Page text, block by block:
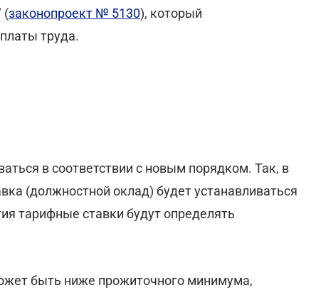
(законопроект № 5130), который
труда.
в соответствии с новым порядком. Так, в
(должностной оклад) будет устанавливаться
тарифные ставки будут определять
быть ниже прожиточного минимума,